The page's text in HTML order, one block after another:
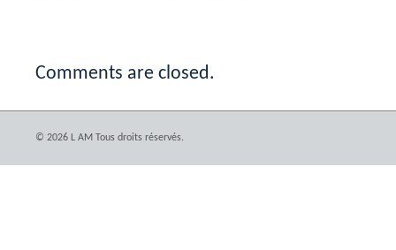
Comments are closed.
© 2026 L AM Tous droits réservés.